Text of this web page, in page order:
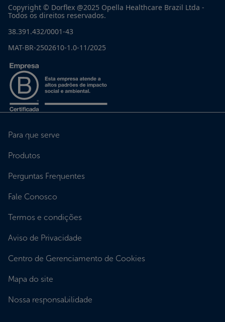
Copyright © Dorflex @2025 Opella Healthcare Brazil Ltda -
Todos os direitos reservados.
38.391.432/0001-43
MAT-BR-2502610-1.0-11/2025
Para que serve
Produtos
Perguntas Frequentes
Fale Conosco
Termos e condições
Aviso de Privacidade
Centro de Gerenciamento de Cookies
Mapa do site
Nossa responsabilidade